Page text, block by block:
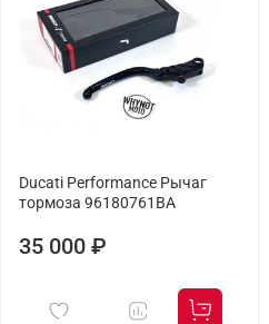
Ducati Performance Рычаг
тормоза 96180761BA
35 000 ₽